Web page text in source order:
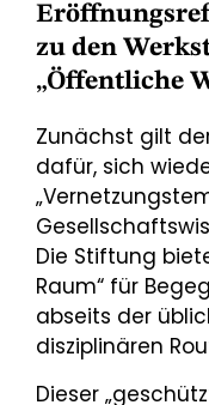
zu den
„Öffentliche
Zunächst gilt
dafür, sich
Die Stiftung
Raum“ für
abseits der
disziplinären
Dieser